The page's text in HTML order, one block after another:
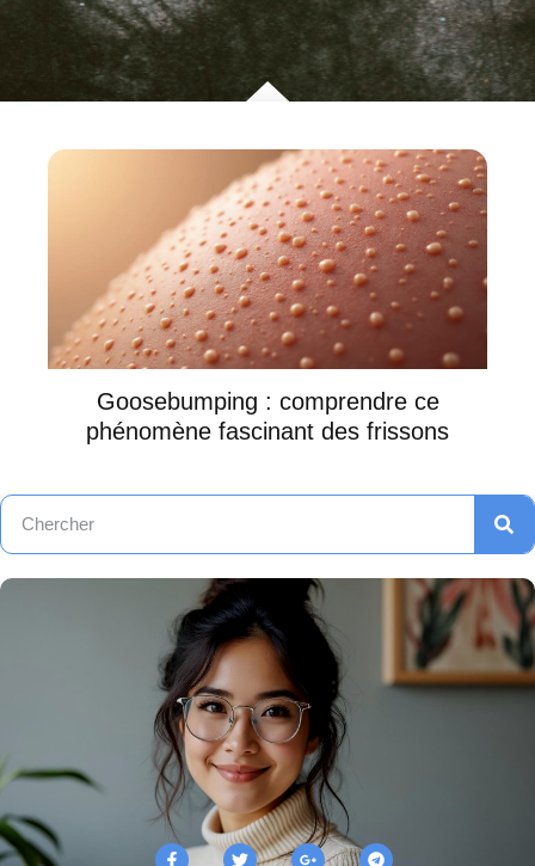
Goosebumping : comprendre ce
phénomène fascinant des frissons